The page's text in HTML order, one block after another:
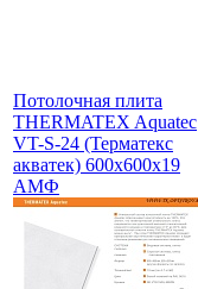
Потолочная плита
THERMATEX Aquatec
VT-S-24 (Терматекс
акватек) 600x600x19
АМФ